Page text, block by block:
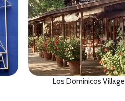
Los Dominicos Village